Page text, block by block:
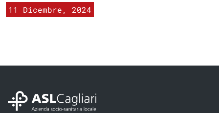
11 Dicembre, 2024